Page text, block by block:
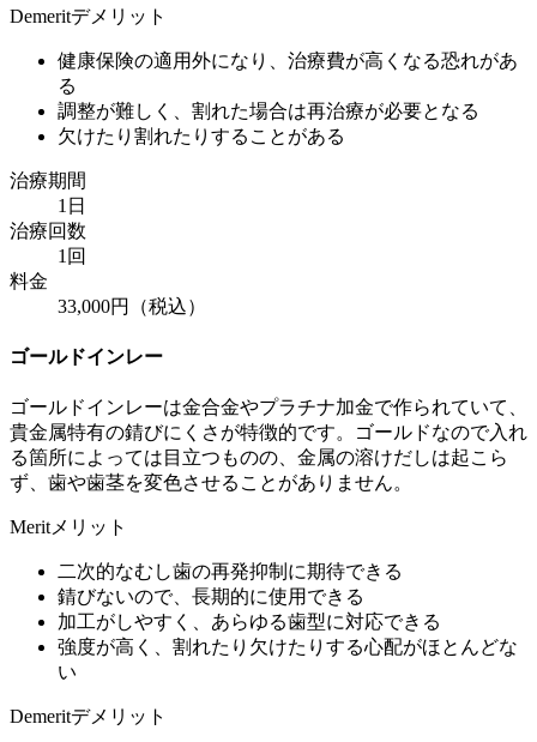
Demeritデメリット
健康保険の適用外になり、治療費が高くなる恐れがあ
る
調整が難しく、割れた場合は再治療が必要となる
欠けたり割れたりすることがある
治療期間
1日
治療回数
1回
料金
33,000円（税込）
ゴールドインレー
ゴールドインレーは金合金やプラチナ加金で作られていて、
貴金属特有の錆びにくさが特徴的です。ゴールドなので入れ
る箇所によっては目立つものの、金属の溶けだしは起こら
ず、歯や歯茎を変色させることがありません。
Merit メリット
二次的なむし歯の再発抑制に期待できる
錆びないので、長期的に使用できる
加工がしやすく、あらゆる歯型に対応できる
強度が高く、割れたり欠けたりする心配がほとんどな
い
Demeritデメリット